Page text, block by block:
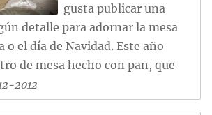
gusta publicar una
detalle para adornar la mesa
o el día de Navidad. Este año
de mesa hecho con pan, que
2012